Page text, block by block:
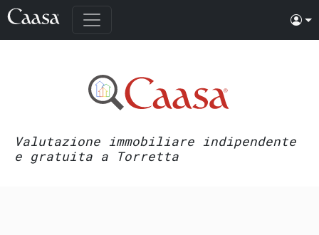
Valutazione immobiliare indipendente
e gratuita a Torretta